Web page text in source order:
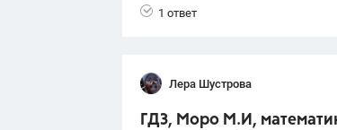
1 ответ
Лера Шустрова
ГДЗ, Моро М.И,